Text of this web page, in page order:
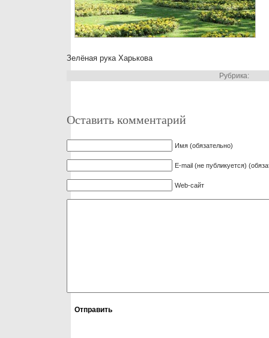
Зелёная рука Харькова
Рубрика:
Оставить комментарий
Имя (обязательно)
E-mail (не публикуется)
Web-сайт